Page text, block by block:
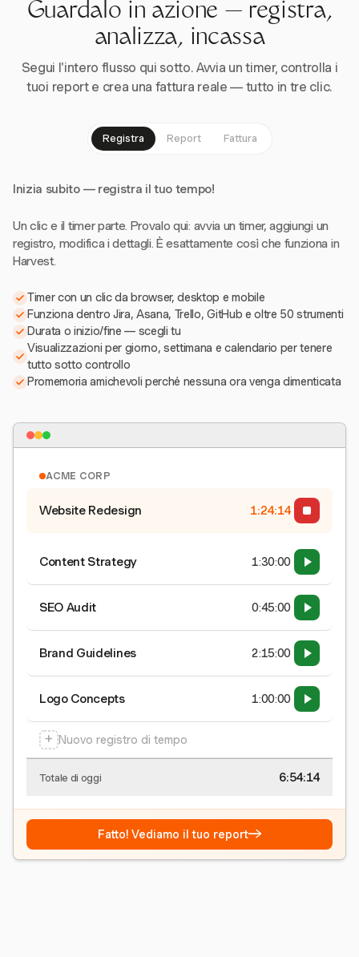
Guardalo in azione — registra,
analizza, incassa
Segui l'intero flusso qui sotto. Avvia un timer, controlla i
tuoi report e crea una fattura reale — tutto in tre clic.
Registra Report Fattura
Inizia subito — registra il tuo tempo!
Un clic e il timer parte. Provalo qui: avvia un timer, aggiungi un
registro, modifica i dettagli. È esattamente così che funziona in
Harvest.
Timer con un clic da browser, desktop e mobile
Funziona dentro Jira, Asana, Trello, GitHub e oltre 50 strumenti
Durata o inizio/fine — scegli tu
Visualizzazioni per giorno, settimana e calendario per tenere
tutto sotto controllo
Promemoria amichevoli perché nessuna ora venga dimenticata
ACME CORP
Website Redesign 1:24:15
Content Strategy 1:30:00
SEO Audit 0:45:00
Brand Guidelines 2:15:00
Logo Concepts 1:00:00
+ Nuovo registro di tempo
Totale di oggi 6:54:15
Fatto! Vediamo il tuo report→